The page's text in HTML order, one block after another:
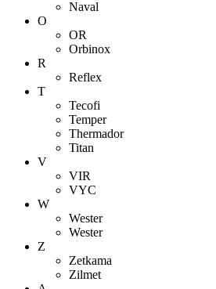
Naval
O
OR
Orbinox
R
Reflex
T
Tecofi
Temper
Thermador
Titan
V
VIR
VYC
W
Wester
Wester
Z
Zetkama
Zilmet